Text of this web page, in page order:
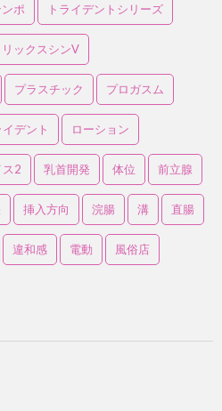
ポ トライデントシリーズ
リックスシンV
プラスチック プロガスム
デント ローション
ス2 乳首開発 体位 前立腺
挿入方向 浣腸 溝 直腸
違和感 電動 風俗店